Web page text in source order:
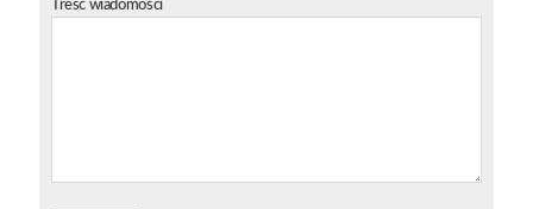
Treść wiadomości